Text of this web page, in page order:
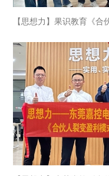
【思想力】果识教育《合
式》专案